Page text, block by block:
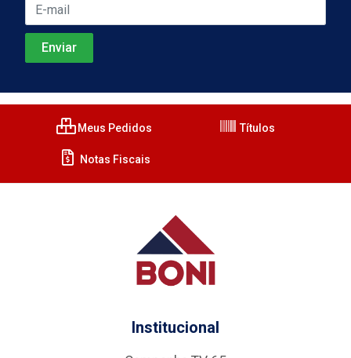
Meus Pedidos Títulos
Notas Fiscais
Institucional